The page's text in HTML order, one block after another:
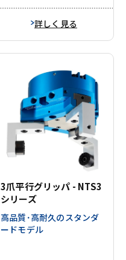
詳しく見る
3爪平行グリッパ - NTS3
シリーズ
高品質･高耐久のスタンダ
ードモデル